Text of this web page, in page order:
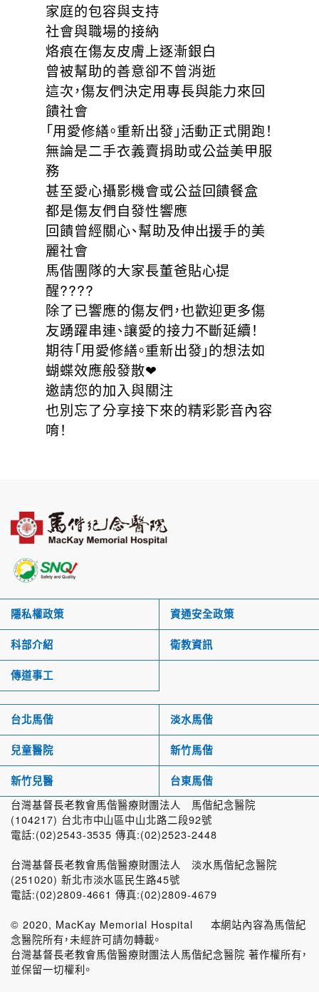
家庭的包容與支持
社會與職場的接納
烙痕在傷友皮膚上逐漸銀白
曾被幫助的善意卻不曾消逝
這次，傷友們決定用專長與能力來回
饋社會
「用愛修繕。重新出發」活動正式開跑！
無論是二手衣義賣捐助或公益美甲服
務
甚至愛心攝影機會或公益回饋餐盒
都是傷友們自發性響應
回饋曾經關心、幫助及伸出援手的美
麗社會
馬偕團隊的大家長董爸貼心提
醒????
除了已響應的傷友們，也歡迎更多傷
友踴躍串連、讓愛的接力不斷延續！
期待「用愛修繕。重新出發」的想法如
蝴蝶效應般發散❤
邀請您的加入與關注
也別忘了分享接下來的精彩影音內容
唷！
隱私權政策 資通安全政策
科部介紹 衛教資訊
傳道事工
台北馬偕 淡水馬偕
兒童醫院 新竹馬偕
新竹兒醫 台東馬偕
台灣基督長老教會馬偕醫療財團法人 馬偕紀念醫院
(104217) 台北市中山區中山北路二段92號
電話:(02)2543-3535 傳真:(02)2523-2448
台灣基督長老教會馬偕醫療財團法人 淡水馬偕紀念醫院
(251020) 新北市淡水區民生路45號
電話:(02)2809-4661 傳真:(02)2809-4679
© 2020, MacKay Memorial Hospital 本網站內容為馬偕紀
念醫院所有，未經許可請勿轉載。
台灣基督長老教會馬偕醫療財團法人馬偕紀念醫院 著作權所有，
並保留一切權利。